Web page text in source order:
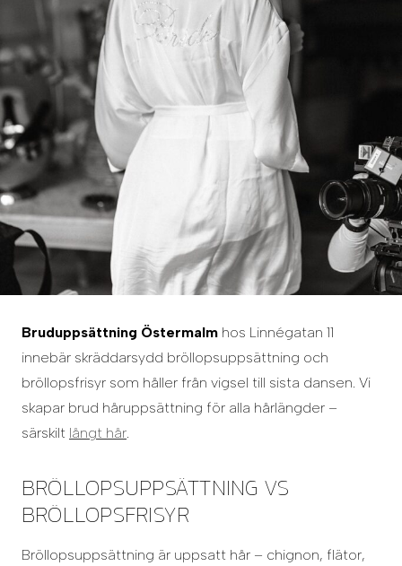
Bruduppsättning Östermalm hos Linnégatan 11
innebär skräddarsydd bröllopsuppsättning och
bröllopsfrisyr som håller från vigsel till sista dansen. Vi
skapar brud håruppsättning för alla hårlängder –
särskilt långt hår
BRÖLLOPSUPPSÄTTNING VS
BRÖLLOPSFRISYR
Bröllopsuppsättning är uppsatt hår – chignon, flätor,